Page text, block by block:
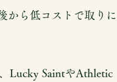
から低コストで取りに
Lucky SaintやAthletic